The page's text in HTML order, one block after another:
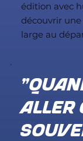
aller
édition avec
découvrir
large au